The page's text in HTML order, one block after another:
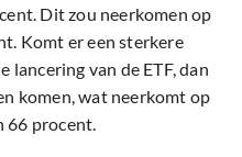
Dit zou neerkomen op
Komt er een sterkere
lancering van de ETF, dan
komen, wat neerkomt op
66 procent.